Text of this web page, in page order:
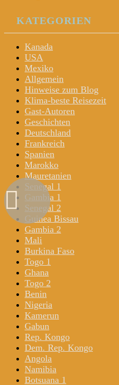
KATEGORIEN
Kanada
USA
Mexiko
Allgemein
Hinweise zum Blog
Klima-beste Reisezeit
Gast-Autoren
Geschichten
Deutschland
Frankreich
Spanien
Marokko
Mauretanien
Senegal 1
Gambia 1
Senegal 2
Guinea Bissau
Gambia 2
Mali
Burkina Faso
Togo 1
Ghana
Togo 2
Benin
Nigeria
Kamerun
Gabun
Rep. Kongo
Dem. Rep. Kongo
Angola
Namibia
Botsuana 1